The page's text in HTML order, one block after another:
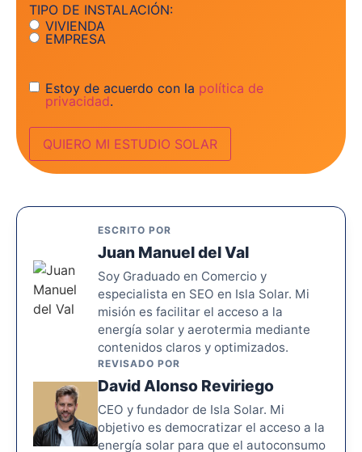
TIPO DE INSTALACIÓN:
VIVIENDA
EMPRESA
Consentimiento
Estoy de acuerdo con la política de
privacidad.
ESCRITO POR
Juan Manuel del Val
Soy Graduado en Comercio y
especialista en SEO en Isla Solar. Mi
misión es facilitar el acceso a la
energía solar y aerotermia mediante
contenidos claros y optimizados.
REVISADO POR
David Alonso Reviriego
CEO y fundador de Isla Solar. Mi
objetivo es democratizar el acceso a la
energía solar para que el autoconsumo